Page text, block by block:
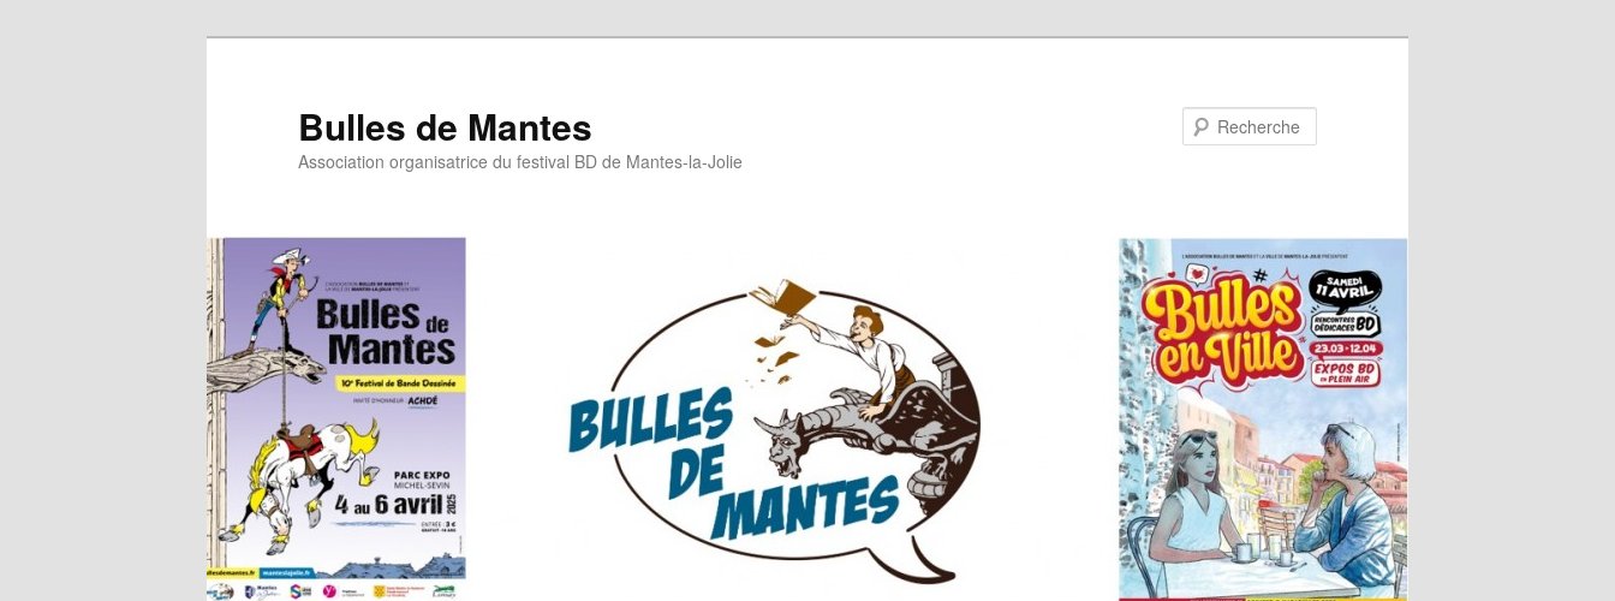
Bulles de Mantes
Association organisatrice du festival BD de Mantes-la-Jolie